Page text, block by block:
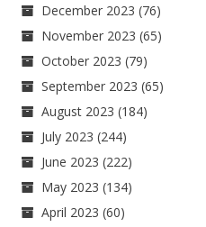
December 2023 (76)
November 2023 (65)
October 2023 (79)
September 2023 (65)
August 2023 (184)
July 2023 (244)
June 2023 (222)
May 2023 (134)
April 2023 (60)